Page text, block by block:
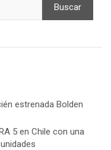
Buscar
estrenada Bolden
5 en Chile con una